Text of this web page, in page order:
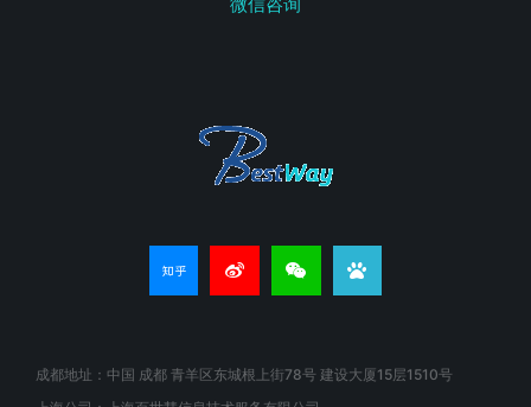
微信咨询
成都地址：中国 成都 青羊区东城根上街78号 建设大厦15层1510号